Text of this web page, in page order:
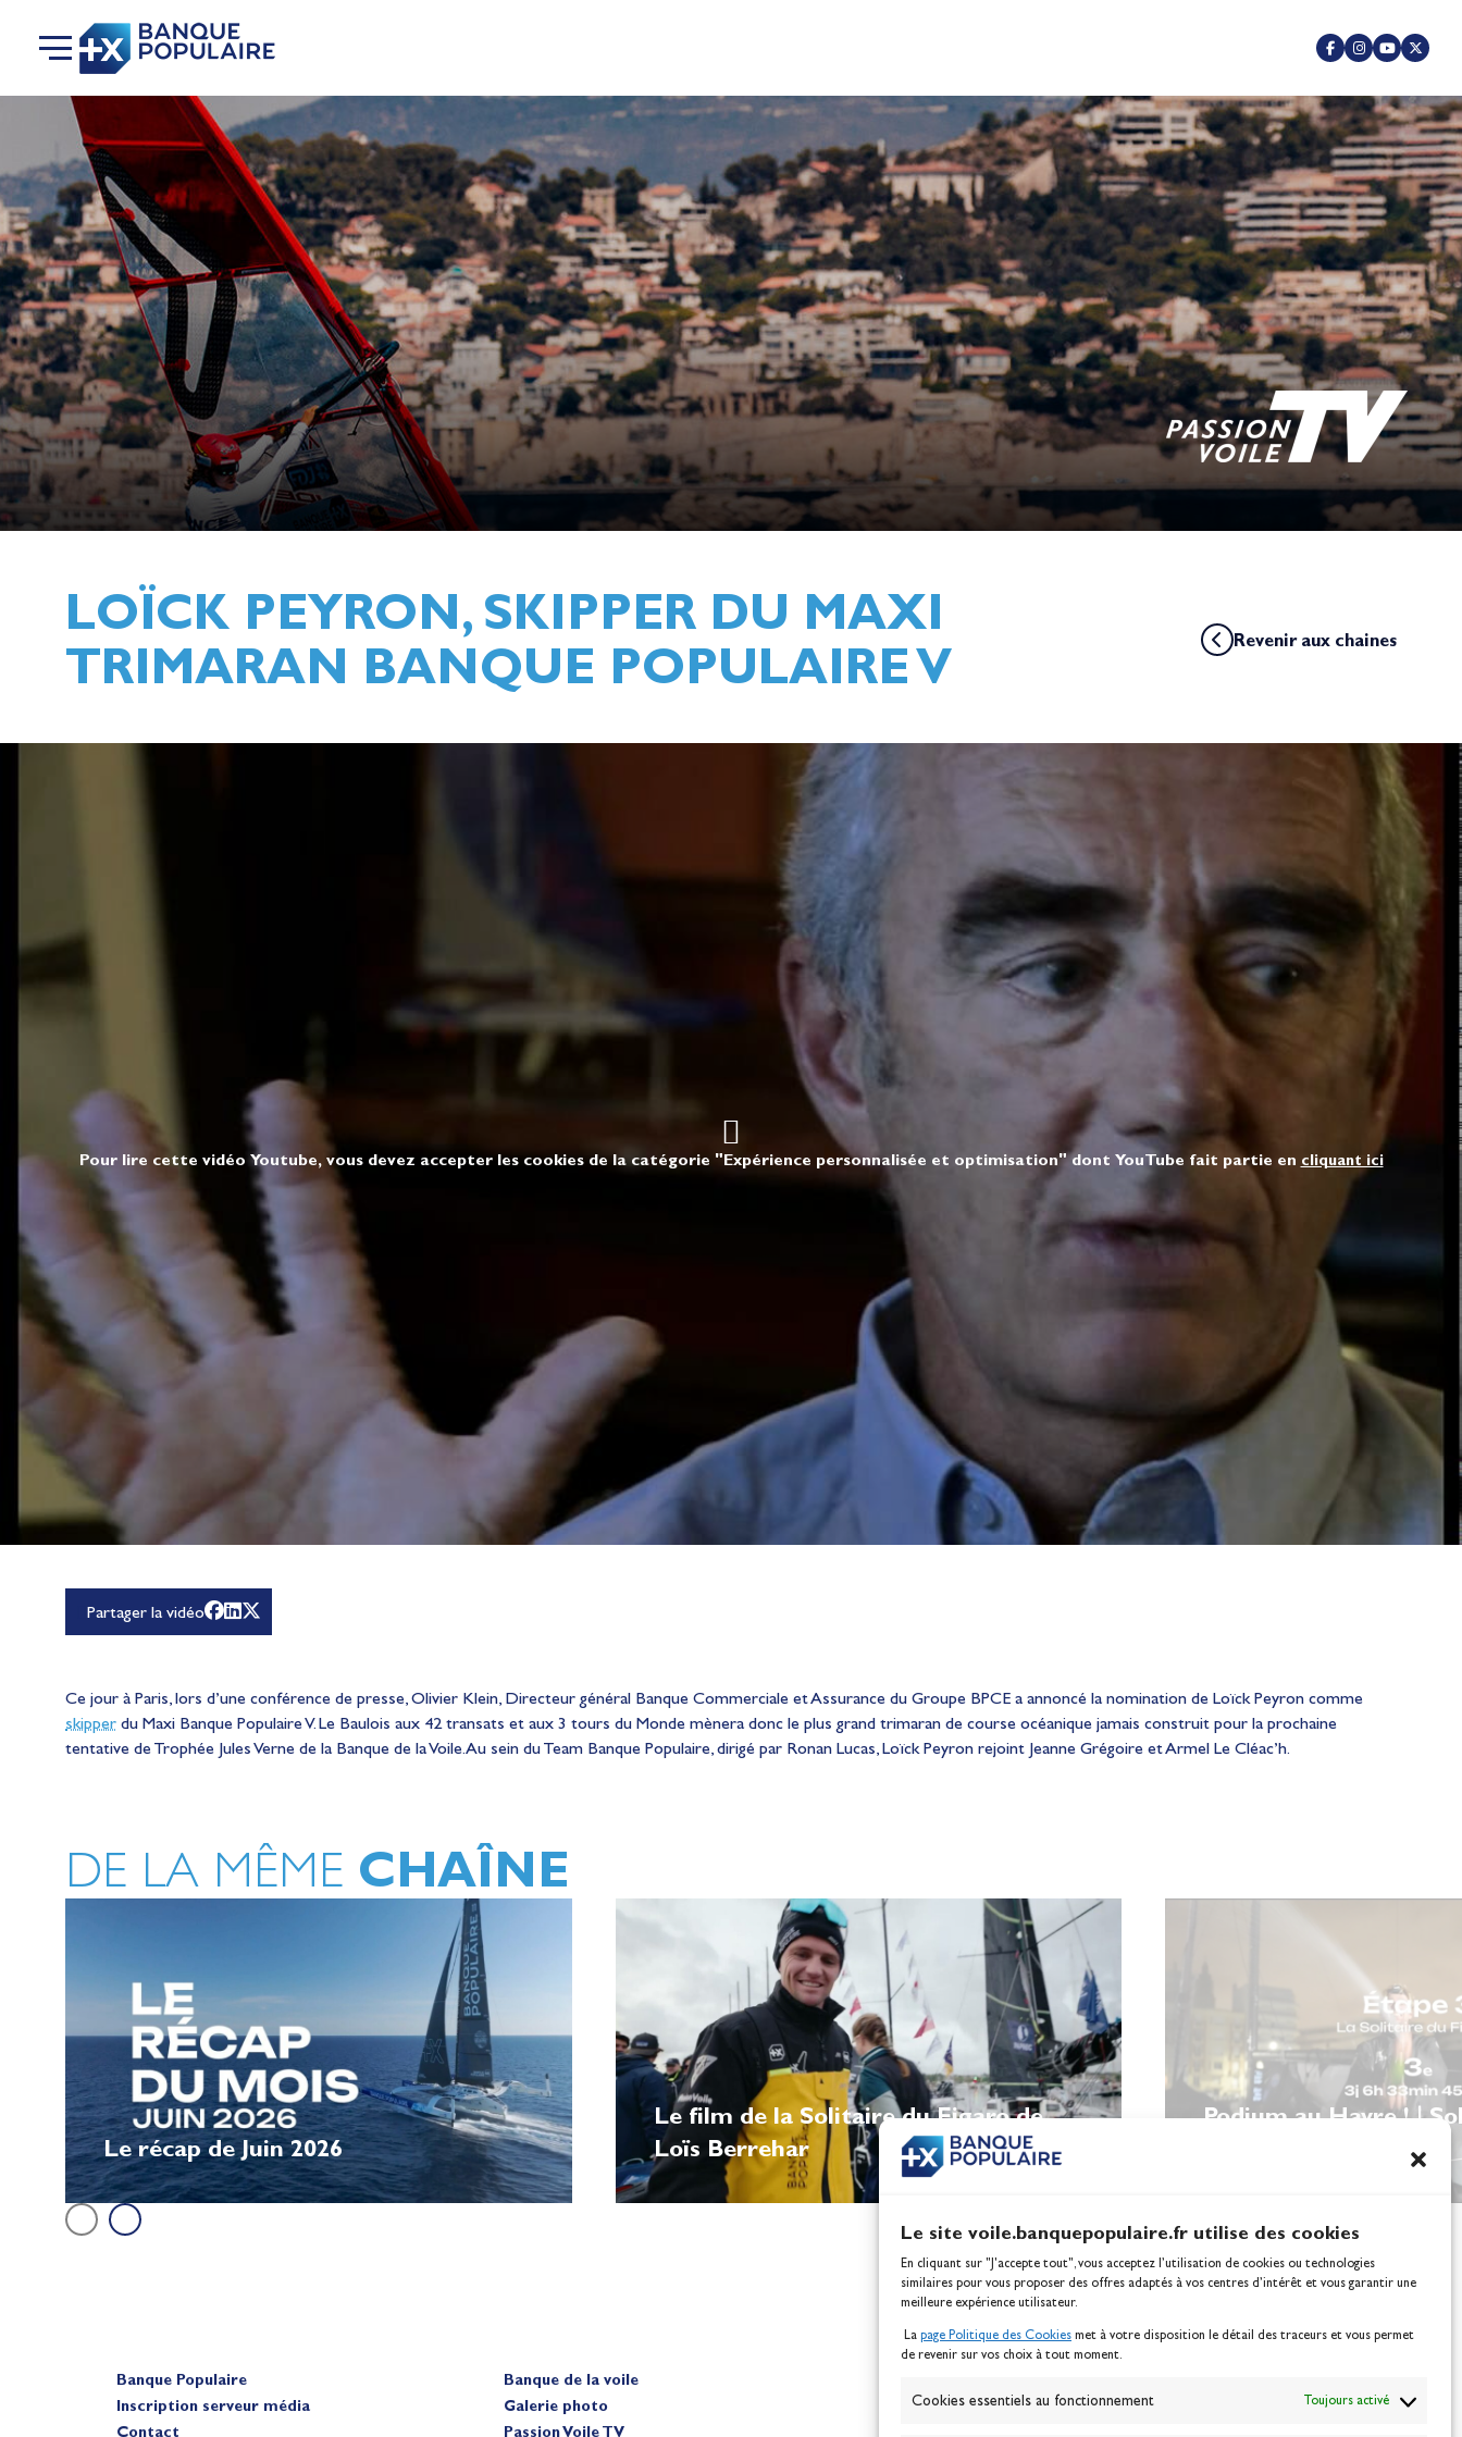
Le site voile.banquepopulaire.fr utilise des cookies
En cliquant sur "J'accepte tout", vous acceptez l’utilisation de cookies ou technologies
similaires pour vous proposer des offres adaptés à vos centres d’intérêt et vous garantir une
meilleure expérience utilisateur.
La page Politique des Cookies met à votre disposition le détail des traceurs et vous permet
de revenir sur vos choix à tout moment.
Cookies essentiels au fonctionnement Toujours activé
LOÏCK PEYRON, SKIPPER DU MAXI
TRIMARAN BANQUE POPULAIRE V
Revenir aux chaines
Pour lire cette vidéo Youtube, vous devez accepter les cookies de la catégorie "Expérience personnalisée et optimisation" dont YouTube fait partie en cliquant ici
Partager la vidéo
Ce jour à Paris, lors d’une conférence de presse, Olivier Klein, Directeur général Banque Commerciale et Assurance du Groupe BPCE a annoncé la nomination de Loïck Peyron comme
skipper du Maxi Banque Populaire V. Le Baulois aux 42 transats et aux 3 tours du Monde mènera donc le plus grand trimaran de course océanique jamais construit pour la prochaine
tentative de Trophée Jules Verne de la Banque de la Voile. Au sein du Team Banque Populaire, dirigé par Ronan Lucas, Loïck Peyron rejoint Jeanne Grégoire et Armel Le Cléac’h.
DE LA MÊME CHAÎNE
Le récap de Juin 2026
Le film de la Solitaire du Figaro de
Loïs Berrehar
Podium au Havre ! |
Banque Populaire
Inscription serveur média
Contact
Banque de la voile
Galerie photo
Passion Voile TV
ABONNEZ-VOUS